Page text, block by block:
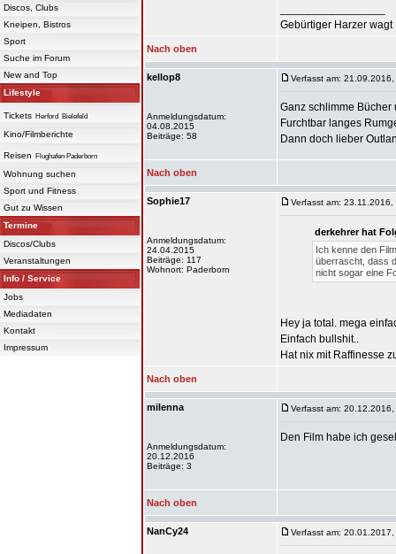
Discos, Clubs
Kneipen, Bistros
Sport
Suche im Forum
New and Top
Lifestyle
Tickets Herford Bielefeld
Kino/Filmberichte
Reisen Flughafen Paderborn
Wohnung suchen
Sport und Fitness
Gut zu Wissen
Termine
Discos/Clubs
Veranstaltungen
Info / Service
Jobs
Mediadaten
Kontakt
Impressum
Gebürtiger Harzer
Nach oben
kellop8
Anmeldungsdatum:
04.08.2015
Beiträge: 58
Verfasst am:
Ganz schlimme Bücher
Furchtbar langes
Dann doch lieber
Nach oben
Sophie17
Anmeldungsdatum:
24.04.2015
Beiträge: 117
Wohnort: Paderborn
Verfasst am: 23.11.2016,
derkehrer hat
Ich kenne den
überrascht, dass
nicht sogar eine
Hey ja total. mega
Einfach bullshit..
Hat nix mit Raffinesse
Nach oben
milenna
Anmeldungsdatum:
20.12.2016
Beiträge: 3
Verfasst am:
Den Film habe ich
Nach oben
NanCy24 Verfasst am: